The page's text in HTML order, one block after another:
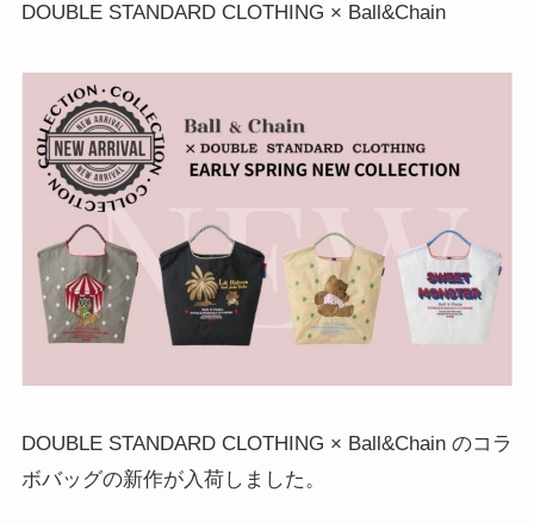
DOUBLE STANDARD CLOTHING × Ball&Chain
DOUBLE STANDARD CLOTHING × Ball&Chain のコラ
ボバッグの新作が入荷しました。